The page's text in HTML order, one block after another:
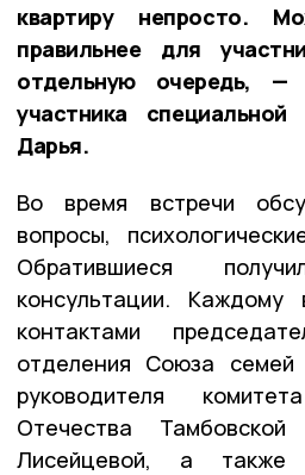
квартиру непросто.
правильнее для
отдельную очередь, —
участника
Дарья.
Во время встречи
вопросы,
Обратившиеся
консультации. Каждому
контактами
отделения Союза семей
руководителя
Отечества
Лисейцевой, а также